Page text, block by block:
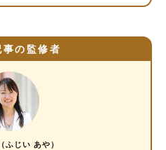
に産休・育休を取得し
場合
産休中の手当は減らない
らった場合、社会保険料
事の監修者
ふじい あや）